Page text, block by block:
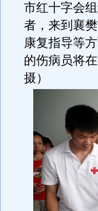
市红十字会
者，来到襄
康复指导等
的伤病员将
摄）